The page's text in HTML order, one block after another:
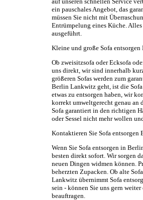
ein pauschales Angebot, das
müssen Sie nicht mit
Entrümpelung eines Küche.
ausgeführt.
Kleine und große Sofa
Ob zweisitzsofa oder Ecksofa
uns direkt, wir sind innerhalb
größeren Sofas werden zum
Berlin Lankwitz geht, ist die
etwas zu entsorgen haben, wir
korrekt umweltgerecht genau an
Sofa garantiert in den richtigen
oder Sessel nicht mehr wollen
Kontaktieren Sie Sofa
Wenn Sie Sofa entsorgen in
besten direkt sofort. Wir sorgen
neuen Dingen widmen können.
beherzten Zupacken. Ob alte
Lankwitz übernimmt Sofa
sein - können Sie uns gern
beauftragen.